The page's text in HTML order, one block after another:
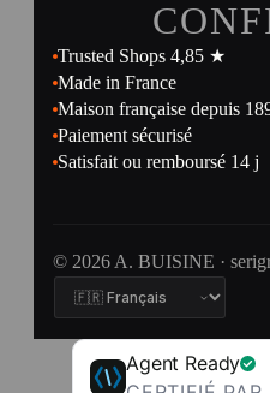
Trusted Shops 4,85 ★
Made in France
Maison française depuis
Paiement sécurisé
Satisfait ou remboursé 14 j
© 2026 A. BUISINE ·
Agent Ready